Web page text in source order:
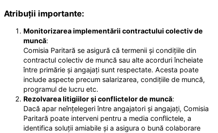
Atribuții importante:
Monitorizarea implementării contractului colectiv de
muncă:
Comisia Paritară se asigură că termenii și condițiile din
contractul colectiv de muncă sau alte acorduri încheiate
între primărie și angajați sunt respectate. Acesta poate
include aspecte precum salarizarea, condițiile de muncă,
programul de lucru etc.
Rezolvarea litigiilor și conflictelor de muncă:
Dacă apar neînțelegeri între angajatori și angajați, Comisia
Paritară poate interveni pentru a media conflictele, a
identifica soluții amiabile și a asigura o bună colaborare